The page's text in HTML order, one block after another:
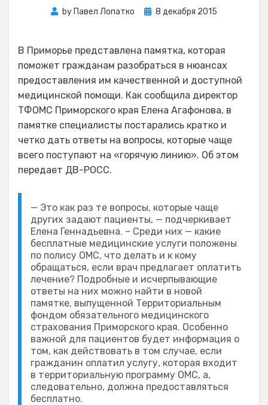
by Павел Лопатко
Posted
8 декабря 2015
В Приморье представлена памятка, которая
поможет гражданам разобраться в нюансах
предоставления им качественной и доступной
медицинской помощи. Как сообщила директор
ТФОМС Приморского края Елена Агафонова, в
памятке специалисты постарались кратко и
четко дать ответы на вопросы, которые чаще
всего поступают на «горячую линию». Об этом
передает ДВ-РОСС.
— Это как раз те вопросы, которые чаще
других задают пациенты, — подчеркивает
Елена Геннадьевна. – Среди них — какие
бесплатные медицинские услуги положены
по полису ОМС, что делать и к кому
обращаться, если врач предлагает оплатить
лечение? Подробные и исчерпывающие
ответы на них можно найти в новой
памятке, выпущенной Территориальным
фондом обязательного медицинского
страхования Приморского края. Особенно
важной для пациентов будет информация о
том, как действовать в том случае, если
гражданин оплатил услугу, которая входит
в территориальную программу ОМС, а,
следовательно, должна предоставляться
бесплатно.